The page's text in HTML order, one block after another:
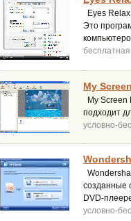
Eyes
Это
бесплатная
My
My Screen
подходит
условно-
созданные
DVD-
условно-